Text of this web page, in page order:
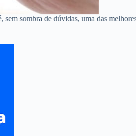
sombra de dúvidas, uma das